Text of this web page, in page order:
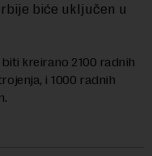
biće uključen u
kreirano 2100 radnih
i 1000 radnih